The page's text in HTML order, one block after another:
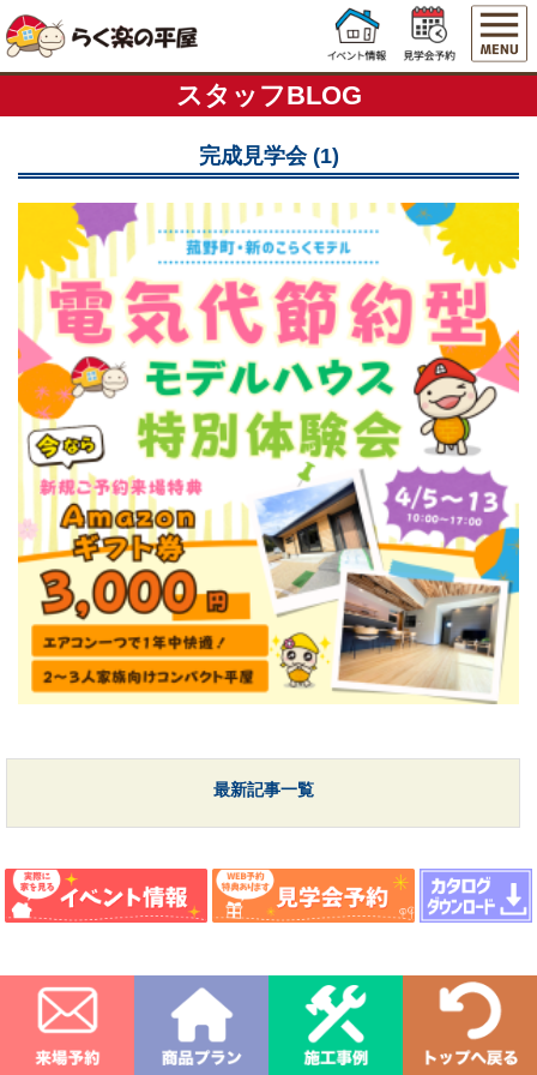
スタッフBLOG
完成見学会 (1)
最新記事一覧